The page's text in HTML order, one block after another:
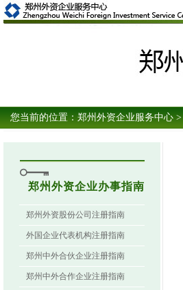
您当前的位置： 郑州外资企业服务中心
郑州外资企业办事指南
郑州外资股份公司注册指南
外国企业代表机构注册指南
郑州中外合伙企业注册指南
郑州中外合作企业注册指南